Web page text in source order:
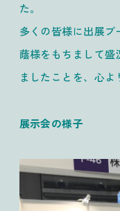
た。
多くの皆様に出展
蔭様をもちまして盛
ましたことを、心よ
展示会の様子